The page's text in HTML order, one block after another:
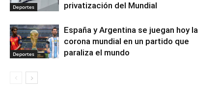
Deportes
privatización del Mundial
Deportes
España y Argentina se juegan hoy la
corona mundial en un partido que
paraliza el mundo